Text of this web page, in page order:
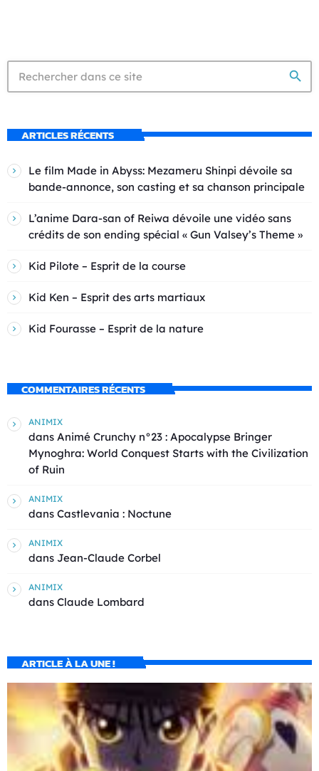
search
ARTICLES RÉCENTS
Le film Made in Abyss: Mezameru Shinpi dévoile sa
bande-annonce, son casting et sa chanson principale
L’anime Dara-san of Reiwa dévoile une vidéo sans
crédits de son ending spécial « Gun Valsey’s Theme »
Kid Pilote – Esprit de la course
Kid Ken – Esprit des arts martiaux
Kid Fourasse – Esprit de la nature
COMMENTAIRES RÉCENTS
ANIMIX
dans Animé Crunchy n°23 : Apocalypse Bringer
Mynoghra: World Conquest Starts with the Civilization
of Ruin
ANIMIX
dans Castlevania : Noctune
ANIMIX
dans Jean-Claude Corbel
ANIMIX
dans Claude Lombard
ARTICLE À LA UNE !